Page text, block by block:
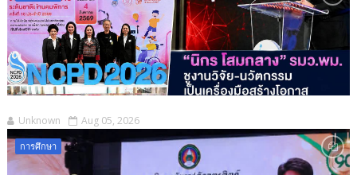
Unknown Aug 05, 2026
การศึกษา